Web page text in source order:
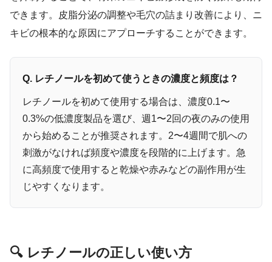
できます。皮脂分泌の調整や毛穴の詰まり改善により、ニ
キビの根本的な原因にアプローチすることができます。
Q. レチノールを初めて使うときの濃度と頻度は？
レチノールを初めて使用する場合は、濃度0.1〜
0.3%の低濃度製品を選び、週1〜2回の夜のみの使用
から始めることが推奨されます。2〜4週間で肌への
刺激がなければ頻度や濃度を段階的に上げます。急
に高頻度で使用すると乾燥や赤みなどの副作用が生
じやすくなります。
🔍 レチノールの正しい使い方